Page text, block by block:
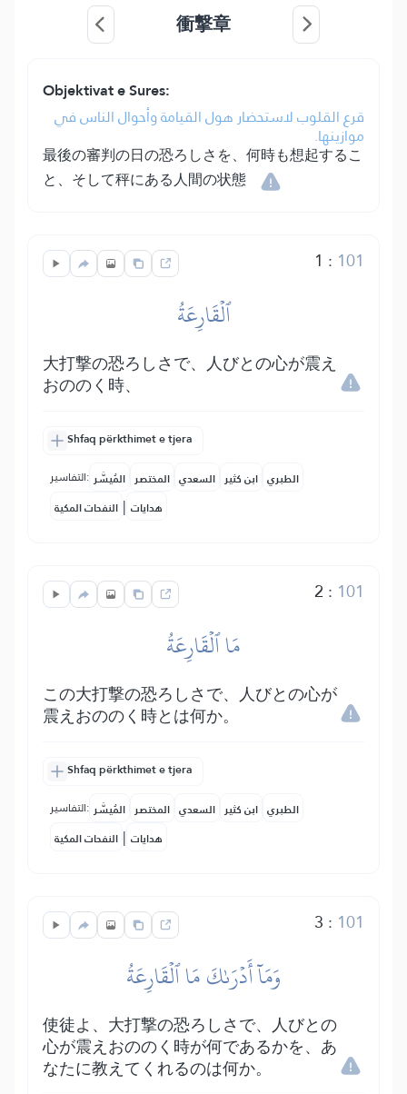
衝撃章
Objektivat e Sures:
قرع القلوب لاستحضار هول القيامة وأحوال الناس في
موازينها.
最後の審判の日の恐ろしさを、何時も想起するこ
と、そして秤にある人間の状態
1 : 101
ٱلۡقَارِعَةُ
大打撃の恐ろしさで、人びとの心が震え
おののく時、
Shfaq përkthimet e tjera
التفاسير: المُيسَّر المختصر السعدي ابن كثير الطبري
النفحات المكية | هدايات
2 : 101
مَا ٱلۡقَارِعَةُ
この大打撃の恐ろしさで、人びとの心が
震えおののく時とは何か。
Shfaq përkthimet e tjera
التفاسير: المُيسَّر المختصر السعدي ابن كثير الطبري
النفحات المكية | هدايات
3 : 101
وَمَآ أَدۡرَىٰكَ مَا ٱلۡقَارِعَةُ
使徒よ、大打撃の恐ろしさで、人びとの
心が震えおののく時が何であるかを、あ
なたに教えてくれるのは何か。